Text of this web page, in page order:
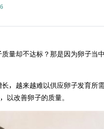
量却不达标？那是因为卵子当
，越来越难以供应卵子发育所
以改善卵子的质量。